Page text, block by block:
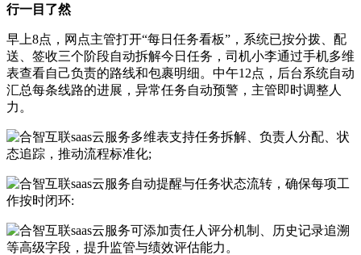
行一目了然
早上8点，网点主管打开“每日任务看板”，系统已按分拨、配
送、签收三个阶段自动拆解今日任务，司机小李通过手机多维
表查看自己负责的路线和包裹明细。中午12点，后台系统自动
汇总每条线路的进展，异常任务自动预警，主管即时调整人
力。
多维表支持任务拆解、负责人分配、状
态追踪，推动流程标准化;
自动提醒与任务状态流转，确保每项工
作按时闭环:
可添加责任人评分机制、历史记录追溯
等高级字段，提升监管与绩效评估能力。